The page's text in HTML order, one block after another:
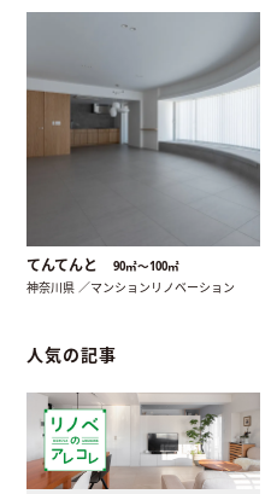
てんてんと 90㎡〜100㎡
神奈川県 ／マンションリノベーション
人気の記事